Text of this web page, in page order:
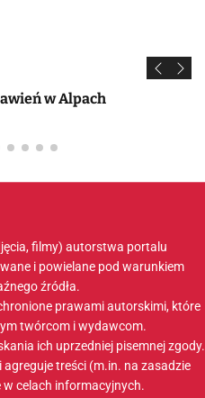
w Alpach
filmy) autorstwa portalu
i powielane pod warunkiem
źródła.
prawami autorskimi, które
twórcom i wydawcom.
ich uprzedniej pisemnej zgody.
treści (m.in. na zasadzie
celach informacyjnych.